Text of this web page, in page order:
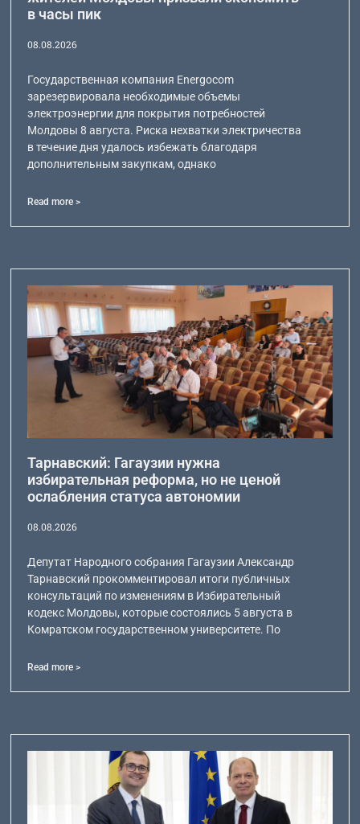
в часы пик
08.08.2026
Государственная компания Energocom
зарезервировала необходимые объемы
электроэнергии для покрытия потребностей
Молдовы 8 августа. Риска нехватки электричества
в течение дня удалось избежать благодаря
дополнительным закупкам, однако
Read more >
Тарнавский: Гагаузии нужна
избирательная реформа, но не ценой
ослабления статуса автономии
08.08.2026
Депутат Народного собрания Гагаузии Александр
Тарнавский прокомментировал итоги публичных
консультаций по изменениям в Избирательный
кодекс Молдовы, которые состоялись 5 августа в
Комратском государственном университете. По
Read more >